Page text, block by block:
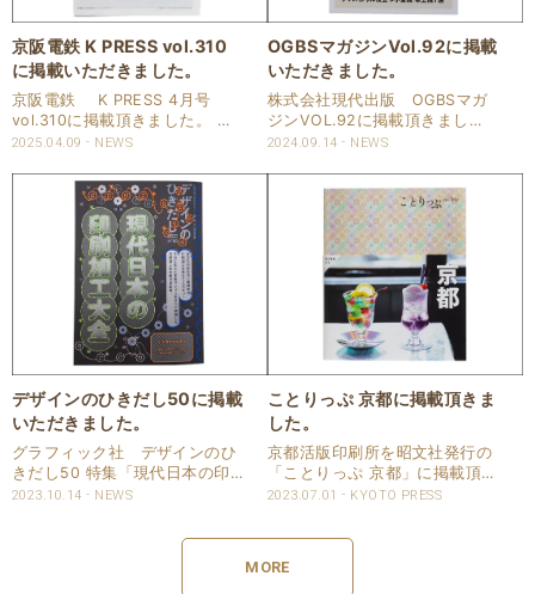
京阪電鉄 K PRESS vol.310
に掲載いただきました。
京阪電鉄 K PRESS 4月号
vol.310に掲載頂きました。 ■
発行/2025年4月
2025.04.09 NEWS
OGBSマガジンVol.92に掲載
いただきました。
株式会社現代出版 OGBSマガ
ジンVOL.92に掲載頂きまし
た。 ■発行/2024年9月
2024.09.14 NEWS
デザインのひきだし50に掲載
いただきました。
グラフィック社 デザインのひ
きだし50 特集「現代日本の印
刷加工大全」 に掲載頂きまし
工大全】 「あなたの会社の一番
2023.10.14 NEWS
ことりっぷ 京都に掲載頂きま
した。
京都活版印刷所を昭文社発行の
「ことりっぷ 京都」に掲載頂き
ました。 ■発売日：2023年6月
王道の定番スポットまで、京都
冊。
2023.07.01 KYOTO PRESS
MORE